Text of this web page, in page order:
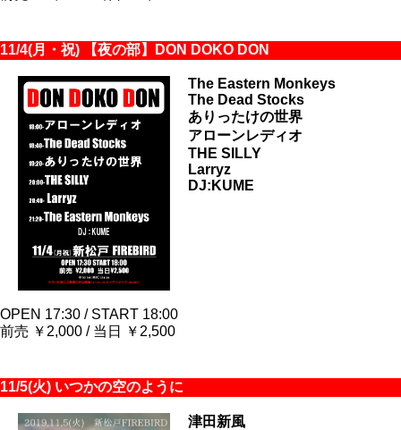
11/4(月・祝) 【夜の部】DON DOKO DON
The Eastern Monkeys
The Dead Stocks
ありったけの世界
アローンレディオ
THE SILLY
Larryz
DJ:KUME
OPEN 17:30 / START 18:00
前売 ￥2,000 / 当日 ￥2,500
11/5(火) いつかの空のように
津田新風